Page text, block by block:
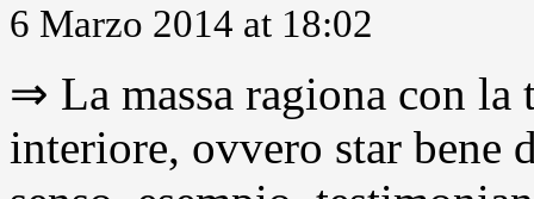
6 Marzo 2014 at 18:02
⇒ La massa ragiona con
interiore, ovvero star